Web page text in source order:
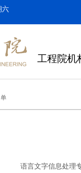
六
工程院机
语言文字信息处理专